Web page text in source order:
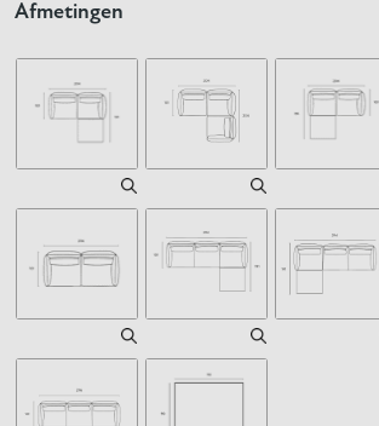
Afmetingen